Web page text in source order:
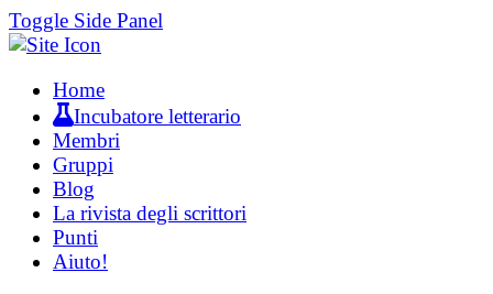
Toggle Side Panel
Home
Incubatore letterario
Membri
Gruppi
Blog
La rivista degli scrittori
Punti
Aiuto!